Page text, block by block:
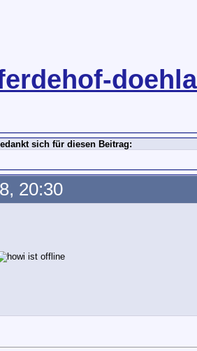
sich für diesen Beitrag:
20:30